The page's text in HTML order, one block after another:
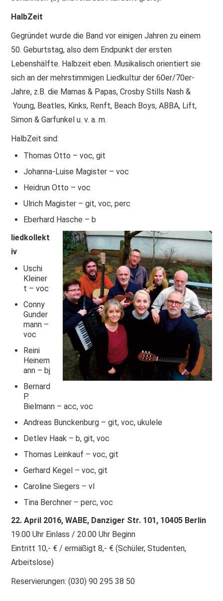
HalbZeit
Gegründet wurde die Band vor einigen Jahren zu einem
50. Geburtstag, also dem Endpunkt der ersten
Lebenshälfte. Halbzeit eben. Musikalisch orientiert sie
sich an der mehrstimmigen Liedkultur der 60er/70er-
Jahre, z.B. die Mamas & Papas, Crosby Stills Nash &
Young, Beatles, Kinks, Renft, Beach Boys, ABBA, Lift,
Simon & Garfunkel u. v. a. m.
HalbZeit sind:
Thomas Otto – voc, git
Johanna-Luise Magister – voc
Heidrun Otto – voc
Ulrich Magister – git, voc, perc
Eberhard Hasche – b
liedkollekt
iv
Uschi
Kleiner
t – voc
Conny
Gunder
mann –
voc
Reini
Heinem
ann – bj
Bernard
P.
Bielmann – acc, voc
Andreas Bunckenburg – git, voc, ukulele
Detlev Haak – b, git, voc
Thomas Leinkauf – voc, git
Gerhard Kegel – voc, git
Caroline Siegers – vl
Tina Berchner – perc, voc
22. April 2016, WABE, Danziger Str. 101, 10405 Berlin
19.00 Uhr Einlass / 20.00 Uhr Beginn
Eintritt 10,- € / ermäßigt 8,- € (Schüler, Studenten,
Arbeitslose)
Reservierungen: (030) 90 295 38 50